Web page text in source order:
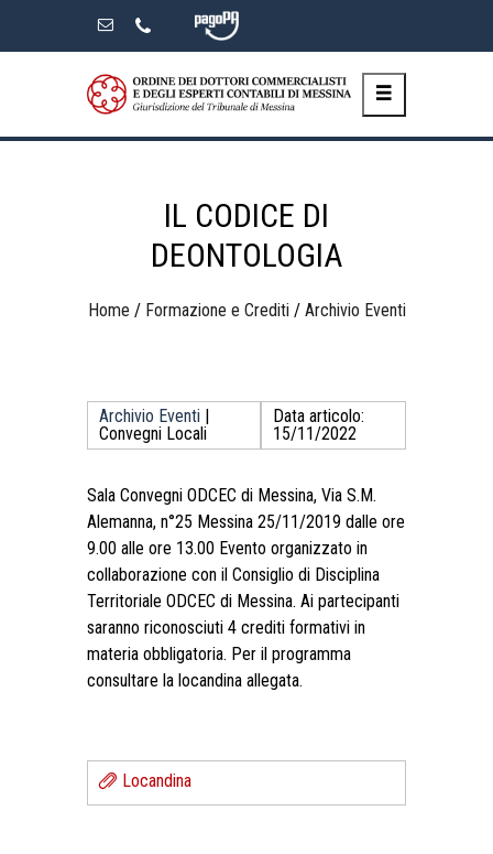
IL CODICE DI
DEONTOLOGIA
Home / Formazione e Crediti / Archivio Eventi
Archivio Eventi
Convegni Locali
Data articolo:
15/11/2022
Sala Convegni ODCEC di Messina, Via S.M.
Alemanna, n°25 Messina 25/11/2019 dalle ore
9.00 alle ore 13.00 Evento organizzato in
collaborazione con il Consiglio di Disciplina
Territoriale ODCEC di Messina. Ai partecipanti
saranno riconosciuti 4 crediti formativi in
materia obbligatoria. Per il programma
consultare la locandina allegata.
Locandina